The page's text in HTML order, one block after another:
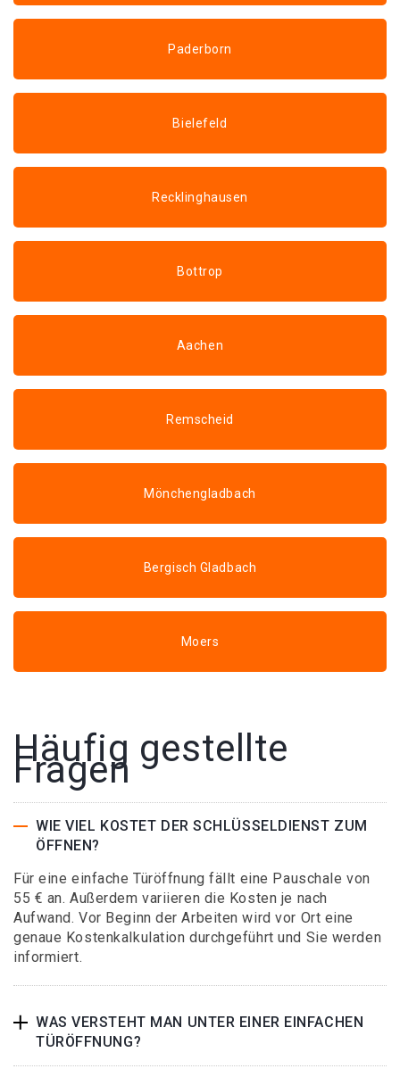
Paderborn
Bielefeld
Recklinghausen
Bottrop
Aachen
Remscheid
Mönchengladbach
Bergisch Gladbach
Moers
Häufig gestellte
Fragen
WIE VIEL KOSTET DER SCHLÜSSELDIENST ZUM
ÖFFNEN?
Für eine einfache Türöffnung fällt eine Pauschale von
55 € an. Außerdem variieren die Kosten je nach
Aufwand. Vor Beginn der Arbeiten wird vor Ort eine
genaue Kostenkalkulation durchgeführt und Sie werden
informiert.
WAS VERSTEHT MAN UNTER EINER EINFACHEN
TÜRÖFFNUNG?